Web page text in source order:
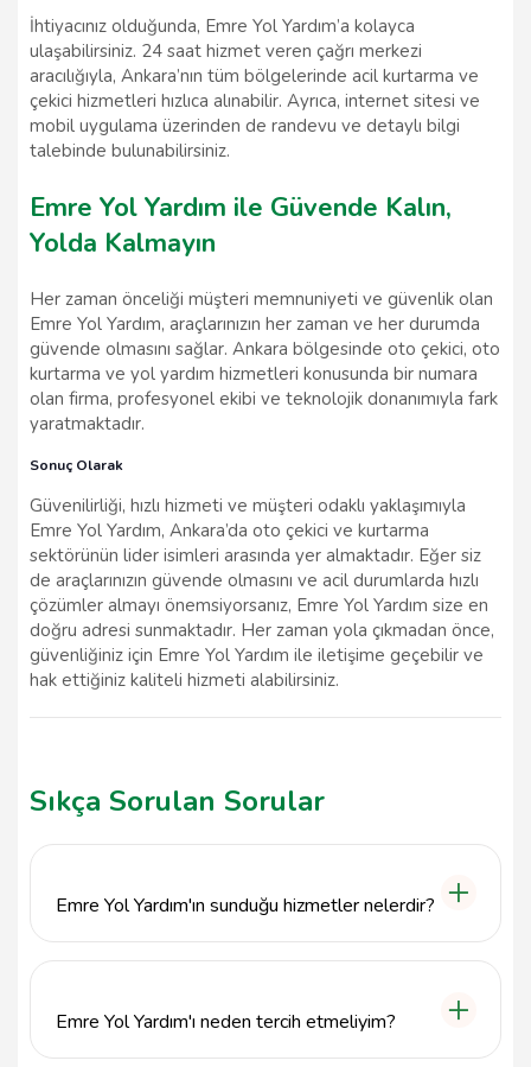
İhtiyacınız olduğunda, Emre Yol Yardım’a kolayca
ulaşabilirsiniz. 24 saat hizmet veren çağrı merkezi
aracılığıyla, Ankara’nın tüm bölgelerinde acil kurtarma ve
çekici hizmetleri hızlıca alınabilir. Ayrıca, internet sitesi ve
mobil uygulama üzerinden de randevu ve detaylı bilgi
talebinde bulunabilirsiniz.
Emre Yol Yardım ile Güvende Kalın,
Yolda Kalmayın
Her zaman önceliği müşteri memnuniyeti ve güvenlik olan
Emre Yol Yardım, araçlarınızın her zaman ve her durumda
güvende olmasını sağlar. Ankara bölgesinde oto çekici, oto
kurtarma ve yol yardım hizmetleri konusunda bir numara
olan firma, profesyonel ekibi ve teknolojik donanımıyla fark
yaratmaktadır.
Sonuç Olarak
Güvenilirliği, hızlı hizmeti ve müşteri odaklı yaklaşımıyla
Emre Yol Yardım, Ankara’da oto çekici ve kurtarma
sektörünün lider isimleri arasında yer almaktadır. Eğer siz
de araçlarınızın güvende olmasını ve acil durumlarda hızlı
çözümler almayı önemsiyorsanız, Emre Yol Yardım size en
doğru adresi sunmaktadır. Her zaman yola çıkmadan önce,
güvenliğiniz için Emre Yol Yardım ile iletişime geçebilir ve
hak ettiğiniz kaliteli hizmeti alabilirsiniz.
Sıkça Sorulan Sorular
Emre Yol Yardım'ın sunduğu hizmetler nelerdir?
hızlı ve güvenilir çözümler sağlamaktadır.
Emre Yol Yardım'ı neden tercih etmeliyim?